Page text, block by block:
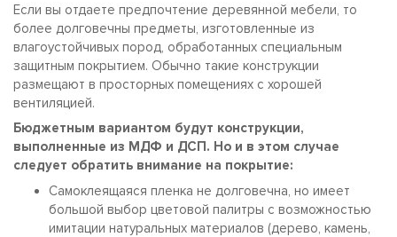
Если вы отдаете предпочтение деревянной мебели, то
более долговечны предметы, изготовленные из
влагоустойчивых пород, обработанных специальным
защитным покрытием. Обычно такие конструкции
размещают в просторных помещениях с хорошей
вентиляцией.
Бюджетным вариантом будут конструкции,
выполненные из МДФ и ДСП. Но и в этом случае
следует обратить внимание на покрытие:
Самоклеящаяся пленка не долговечна, но имеет
большой выбор цветовой палитры с возможностью
имитации натуральных материалов (дерево, камень,